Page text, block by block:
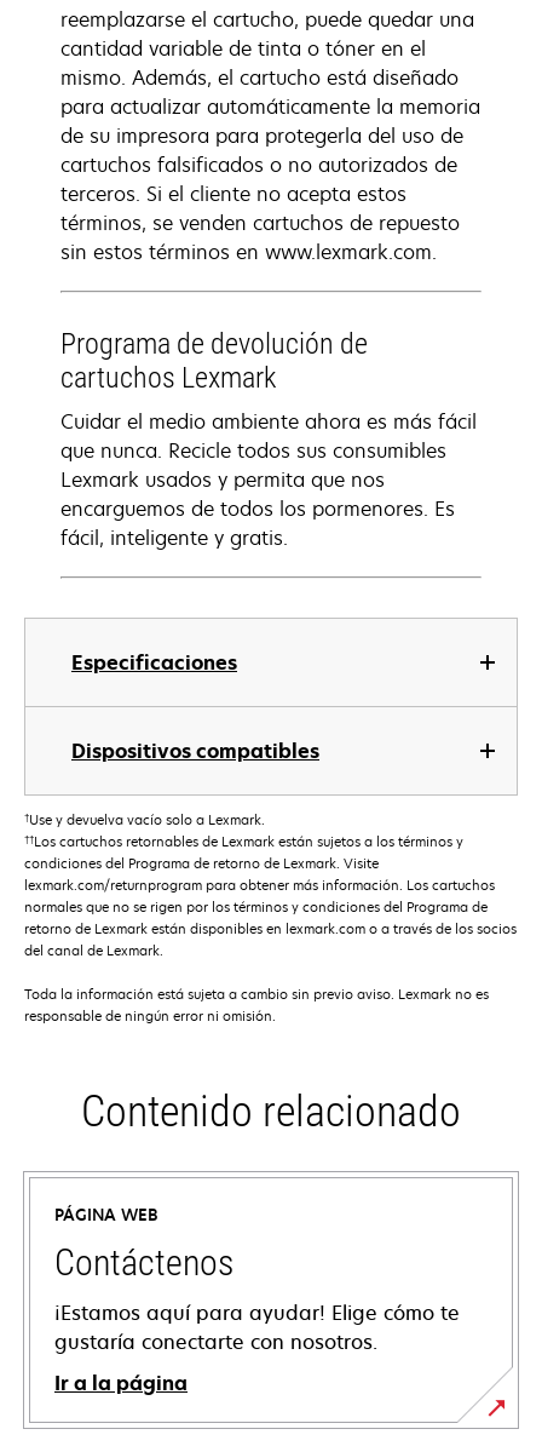
Especificaciones
Dispositivos compatibles
reemplazarse el cartucho, puede quedar una
cantidad variable de tinta o tóner en el
mismo. Además, el cartucho está diseñado
para actualizar automáticamente la memoria
de su impresora para protegerla del uso de
cartuchos falsificados o no autorizados de
terceros. Si el cliente no acepta estos
términos, se venden cartuchos de repuesto
sin estos términos en www.lexmark.com.
Programa de devolución de
cartuchos Lexmark
Cuidar el medio ambiente ahora es más fácil
que nunca. Recicle todos sus consumibles
Lexmark usados y permita que nos
encarguemos de todos los pormenores. Es
fácil, inteligente y gratis.
†Use y devuelva vacío solo a Lexmark.
††Los cartuchos retornables de Lexmark están sujetos a los términos y
condiciones del Programa de retorno de Lexmark. Visite
lexmark.com/returnprogram para obtener más información. Los cartuchos
normales que no se rigen por los términos y condiciones del Programa de
retorno de Lexmark están disponibles en lexmark.com o a través de los socios
del canal de Lexmark.
Toda la información está sujeta a cambio sin previo aviso. Lexmark no es
responsable de ningún error ni omisión.
Contenido relacionado
PÁGINA WEB
Contáctenos
¡Estamos aquí para ayudar! Elige cómo te
gustaría conectarte con nosotros.
Ir a la página